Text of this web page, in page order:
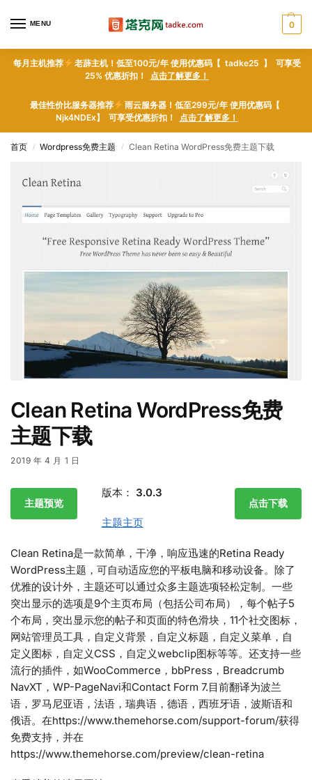
MENU 0
每月主机推荐
老薜主机！低至100元/年 使用优惠码【 tadke25 】 可享受
25% 优惠折扣！ 点击了解更多！
最佳性价比服务器推荐
雨云服务器！低至299元/年 使用优惠码【
Njk4NDEx】 可享受优惠折扣！ 点击了解更多！
首页 / Wordpress免费主题 / Clean Retina WordPress免费主题下载
Clean Retina WordPress免费
主题下载
2019 年 4 月 1 日
主题预览 点击下载
版本： 3.0.3
主题主页
Clean Retina是一款简单，干净，响应迅速的Retina Ready
WordPress主题，可自动适应您的平板电脑和移动设备。除了
优雅的设计外，主题还可以通过众多主题选项轻松定制。一些
突出显示的选项是9个主页布局（包括公司布局），每个帖子5
个布局，突出显示您的帖子和页面的特色滑块，11个社交图标，
网站管理员工具，自定义背景，自定义标题，自定义菜单，自
定义图标，自定义CSS，自定义webclip图标等等。还支持一些
流行的插件，如WooCommerce，bbPress，Breadcrumb
NavXT，WP-PageNavi和Contact Form 7.目前翻译为波兰
语，罗马尼亚语，法语，瑞典语，德语，西班牙语，波斯语和
俄语。在https://www.themehorse.com/support-forum/获得
免费支持，并在
https://www.themehorse.com/preview/clean-retina